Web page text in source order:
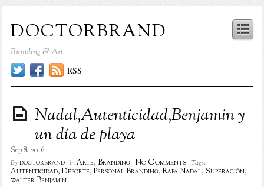
doctorbrand
Branding & Art
RSS
Nadal,Autenticidad,Benjamin y
un día de playa
Sep 8, 2016
Bydoctorbrand inArte, Branding No Comments Tags:
Autenticidad, Deporte, Personal Branding, Rafa Nadal, Superación,
walter Benjamin